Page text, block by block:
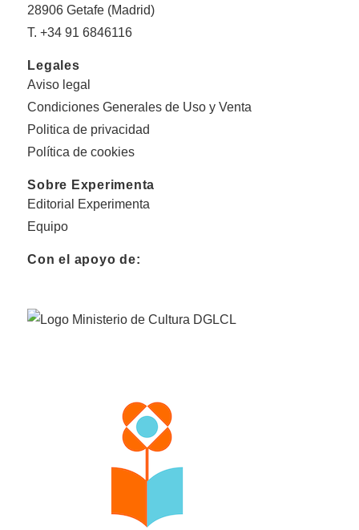
28906 Getafe (Madrid)
T. +34 91 6846116
Legales
Aviso legal
Condiciones Generales de Uso y Venta
Politica de privacidad
Política de cookies
Sobre Experimenta
Editorial Experimenta
Equipo
Con el apoyo de: